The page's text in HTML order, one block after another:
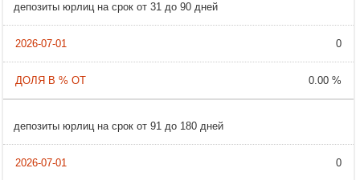
депозиты юрлиц на срок от 31 до 90 дней
0
0.00 %
депозиты юрлиц на срок от 91 до 180 дней
0